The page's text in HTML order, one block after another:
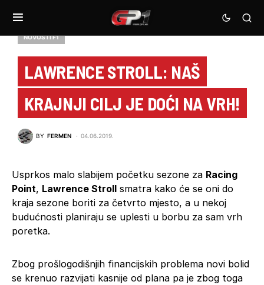
NOVOSTI F1
LAWRENCE STROLL: NAŠ
KRAJNJI CILJ JE DOĆI NA VRH!
BY FERMEN 04.06.2019.
Usprkos malo slabijem početku sezone za Racing
Point, Lawrence Stroll smatra kako će se oni do
kraja sezone boriti za četvrto mjesto, a u nekoj
budućnosti planiraju se uplesti u borbu za sam vrh
poretka.
Zbog prošlogodišnjih financijskih problema novi bolid
se krenuo razvijati kasnije od plana pa je zbog toga